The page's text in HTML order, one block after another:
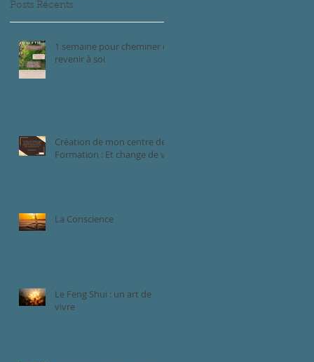
Posts Récents
1 semaine pour cheminer et
revenir à soi
Création de mon centre de
Formation : Et change de vie
La Conscience
Le Feng Shui : un art de
vivre